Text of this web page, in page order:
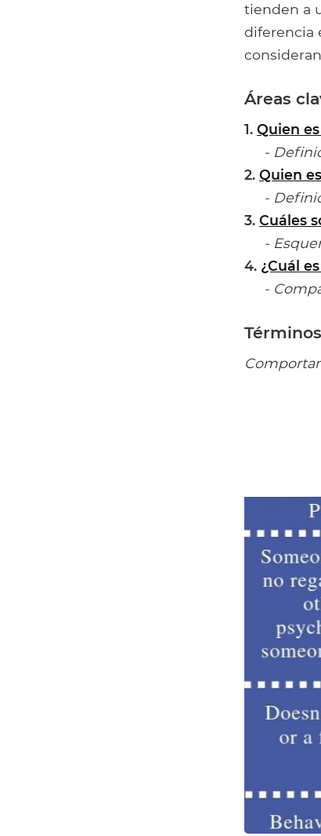
tienden a
diferencia
Áreas
1. Quien
-
2. Quien
-
3. Cuáles
-
4. ¿Cuál
-